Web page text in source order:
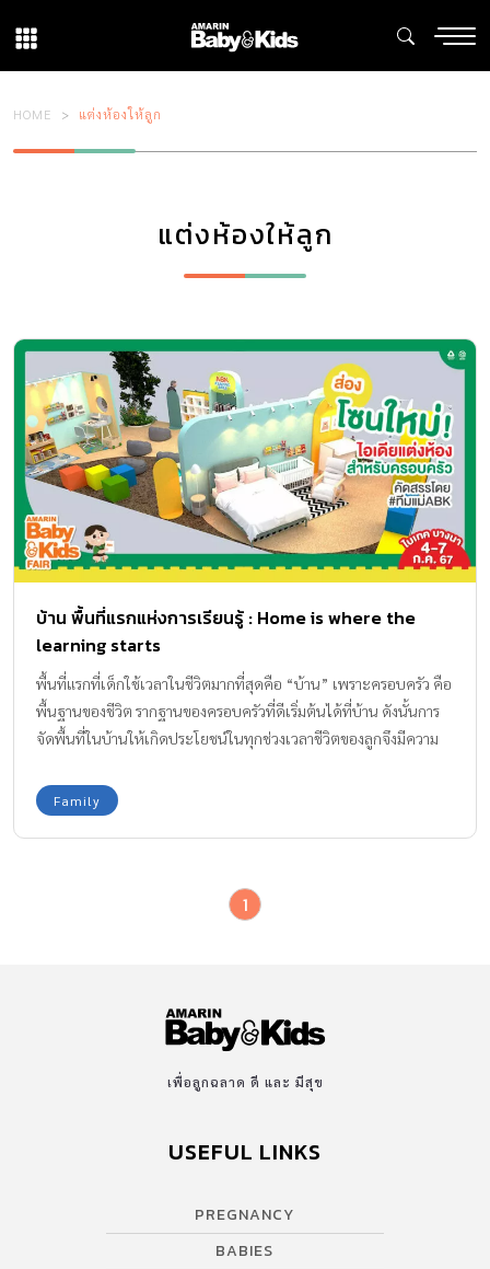
HOME แต่งห้องให้ลูก
แต่งห้องให้ลูก
บ้าน พื้นที่แรกแห่งการเรียนรู้ : Home is where the
learning starts
พื้นที่แรกที่เด็กใช้เวลาในชีวิตมากที่สุดคือ “บ้าน” เพราะครอบครัว คือ
พื้นฐานของชีวิต รากฐานของครอบครัวที่ดีเริ่มต้นได้ที่บ้าน ดังนั้นการ
จัดพื้นที่ในบ้านให้เกิดประโยชน์ในทุกช่วงเวลาชีวิตของลูกจึงมีความ
ภาวะสบายให้กับแม่และคนในครอบครัว จึงควรคำนึงถึงเป็นอันดับ
แรก และนี่คือ ไอเดียแต่งห้องเด็ก ไอเดียจัดห้องให้พร้อมรับกับทุก
สำคัญการจัดระเบียบห้องใหม่จึงเป็นสิ่งจำเป็น ควรจัดเตรียมไว้ให้
พร้อม ทั้งผ้าอ้อม เสื้อผ้า ของใช้ทำความสะอาดและยาสามัญประจำตู้
สำหรับเด็ก ทั้งยาใช้ภายนอกและยารับประทาน แยกไว้ให้เป็นหมวดหมู่
เตียงผู้ใหญ่ ให้ลูกอยู่ใกล้ สะดวกในการให้นมในท่านอน ไม่ต้องกังวล
เองแบบที่ตัวไม่ต้องติดอยู่กับแม่ ลูกได้มีพื้นที่เป็นของตัวเอง ได้นอน
ปกครองสามารรถปล่อยเด็กๆไว้กับมุมนี้ได้เลย พื้นที่กิจกรรมสำหรับลูก
ที่แม่และพ่อสามารถออกแบบให้เหมาะกับแต่ละครอบครัวได้เอง
Family
1
เพื่อลูกฉลาด ดี และ มีสุข
USEFUL LINKS
PREGNANCY
BABIES